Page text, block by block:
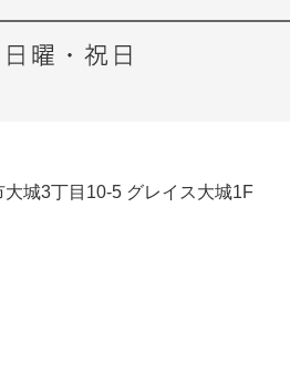
城3丁目10-5 グレイス大城1F